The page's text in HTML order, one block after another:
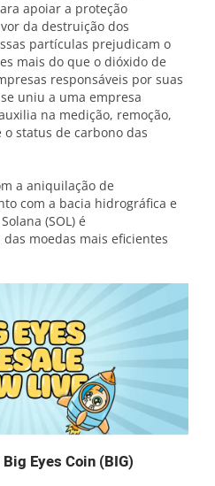
apoiar a proteção
da destruição dos
partículas prejudicam o
mais do que o dióxido de
responsáveis ​​por suas
uniu a uma empresa
na medição, remoção,
status de carbono das
a aniquilação de
com a bacia hidrográfica e
(SOL) é
moedas mais eficientes
Eyes Coin (BIG)